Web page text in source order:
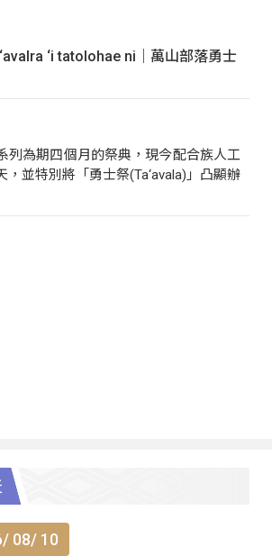
‘i tatolohae ni｜萬山部落勇士
列為期四個月的祭典，現今配合族人工
，並特別將「勇士祭(Ta‘avala)」凸顯辦
08/ 10